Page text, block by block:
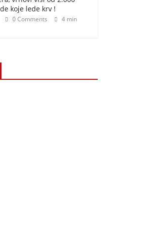
koje lede krv !
0 Comments
4 min